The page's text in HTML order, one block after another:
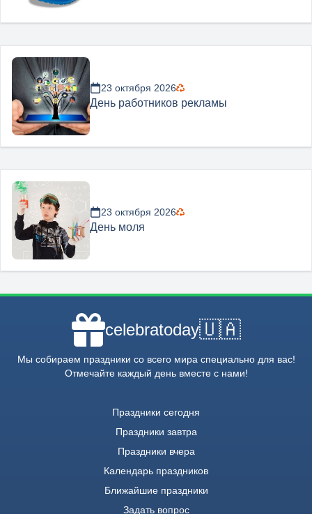
23 октября 2026
День работников рекламы
23 октября 2026
День моля
celebratoday🇺🇦
Мы собираем праздники со всего мира специально для вас!
Отмечайте каждый день вместе с нами!
Праздники сегодня
Праздники завтра
Праздники вчера
Календарь праздников
Ближайшие праздники
Задать вопрос